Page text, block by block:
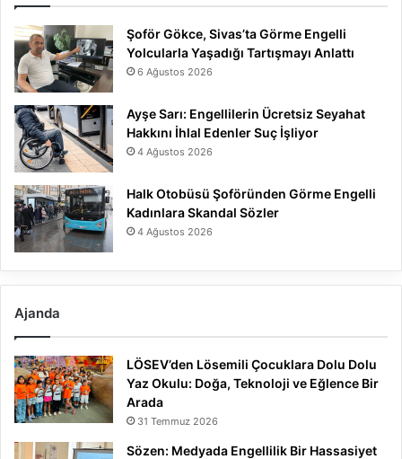
Şoför Gökce, Sivas’ta Görme Engelli
Yolcularla Yaşadığı Tartışmayı Anlattı
6 Ağustos 2026
Ayşe Sarı: Engellilerin Ücretsiz Seyahat
Hakkını İhlal Edenler Suç İşliyor
4 Ağustos 2026
Halk Otobüsü Şoföründen Görme Engelli
Kadınlara Skandal Sözler
4 Ağustos 2026
Ajanda
LÖSEV’den Lösemili Çocuklara Dolu Dolu
Yaz Okulu: Doğa, Teknoloji ve Eğlence Bir
Arada
31 Temmuz 2026
Sözen: Medyada Engellilik Bir Hassasiyet